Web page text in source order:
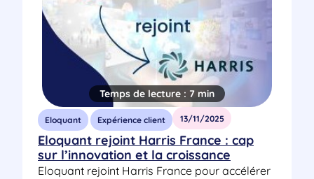
Temps de lecture : 7 min
Eloquant Expérience client 13/11/2025
Eloquant rejoint Harris France : cap
sur l’innovation et la croissance
Eloquant rejoint Harris France pour accélérer